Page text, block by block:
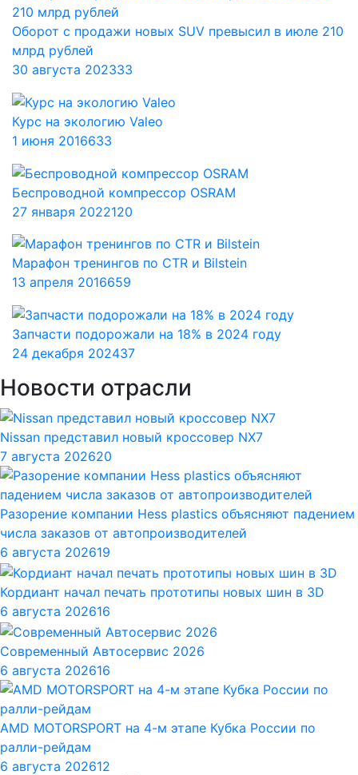
Оборот с продажи новых SUV превысил в июле 210
млрд рублей
30 августа 202333
Курс на экологию Valeo
1 июня 2016633
Беспроводной компрессор OSRAM
27 января 2022120
Марафон тренингов по CTR и Bilstein
13 апреля 2016659
Запчасти подорожали на 18% в 2024 году
24 декабря 202437
Новости отрасли
Nissan представил новый кроссовер NX7
7 августа 202620
Разорение компании Hess plastics объясняют падением
числа заказов от автопроизводителей
6 августа 202619
Кордиант начал печать прототипы новых шин в 3D
6 августа 202616
Современный Автосервис 2026
6 августа 202616
AMD MOTORSPORT на 4-м этапе Кубка России по
ралли-рейдам
6 августа 202612